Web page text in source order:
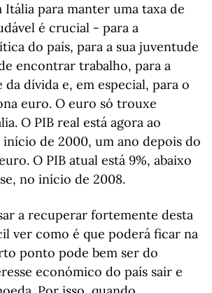
Itália para manter uma taxa de
é crucial - para a
do país, para a sua juventude
encontrar trabalho, para a
da dívida e, em especial, para o
euro. O euro só trouxe
O PIB real está agora ao
de 2000, um ano depois do
O PIB atual está 9%, abaixo
no início de 2008.
a recuperar fortemente desta
ver como é que poderá ficar na
ponto pode bem ser do
económico do país sair e